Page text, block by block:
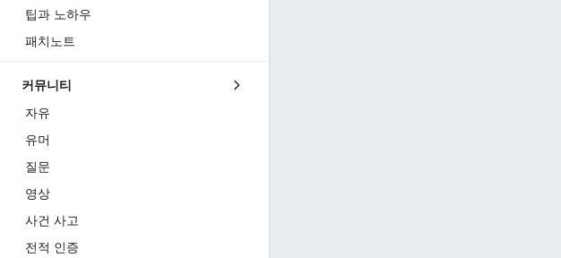
팁과 노하우
패치노트
커뮤니티
자유
유머
질문
영상
사건 사고
전적 인증